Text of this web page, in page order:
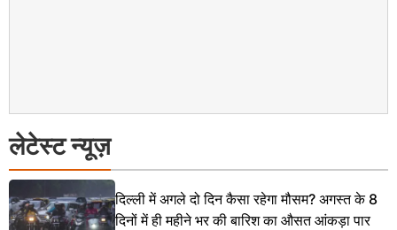
लेटेस्ट न्यूज़
दिल्ली में अगले दो दिन कैसा रहेगा मौसम? अगस्त के 8
दिनों में ही महीने भर की बारिश का औसत आंकड़ा पार